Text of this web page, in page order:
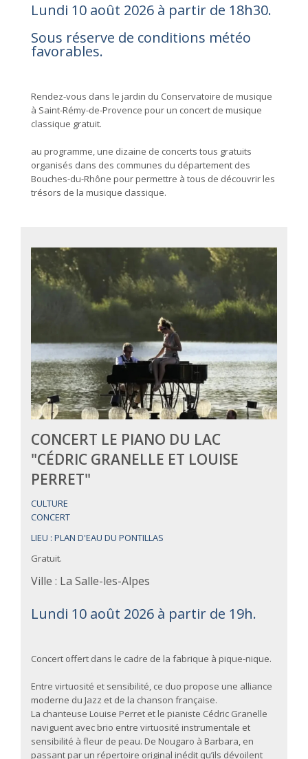
Lundi 10 août 2026 à partir de 18h30.
Sous réserve de conditions météo
favorables.
Rendez-vous dans le jardin du Conservatoire de musique
à Saint-Rémy-de-Provence pour un concert de musique
classique gratuit.
au programme, une dizaine de concerts tous gratuits
organisés dans des communes du département des
Bouches-du-Rhône pour permettre à tous de découvrir les
trésors de la musique classique.
CONCERT LE PIANO DU LAC
"CÉDRIC GRANELLE ET LOUISE
PERRET"
CULTURE
CONCERT
LIEU : PLAN D'EAU DU PONTILLAS
Gratuit.
Ville : La Salle-les-Alpes
Lundi 10 août 2026 à partir de 19h.
Concert offert dans le cadre de la fabrique à pique-nique.
Entre virtuosité et sensibilité, ce duo propose une alliance
moderne du Jazz et de la chanson française.
La chanteuse Louise Perret et le pianiste Cédric Granelle
naviguent avec brio entre virtuosité instrumentale et
sensibilité à fleur de peau. De Nougaro à Barbara, en
passant par un répertoire original inédit qu’ils dévoilent